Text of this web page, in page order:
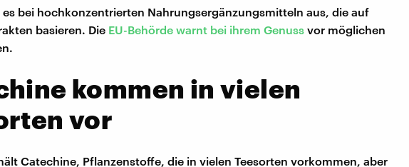
es bei hochkonzentrierten Nahrungsergänzungsmitteln aus, die auf
basieren. Die EU-Behörde warnt bei ihrem Genuss vor möglichen
kommen in vielen
vor
Catechine, Pflanzenstoffe, die in vielen Teesorten vorkommen, aber